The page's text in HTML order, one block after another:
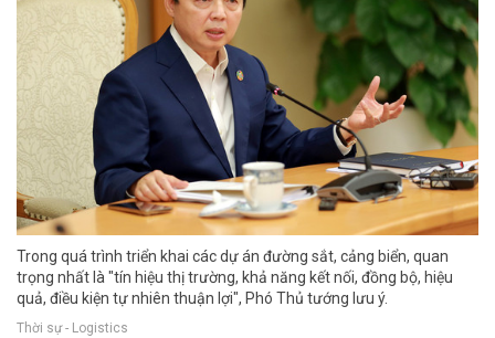
Trong quá trình triển khai các dự án đường sắt, cảng biển, quan
trọng nhất là "tín hiệu thị trường, khả năng kết nối, đồng bộ, hiệu
quả, điều kiện tự nhiên thuận lợi", Phó Thủ tướng lưu ý.
Thời sự - Logistics